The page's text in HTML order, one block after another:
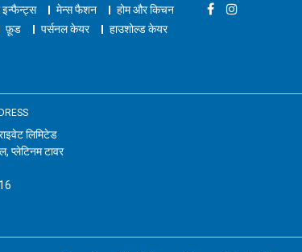
मेन्स फैशन
होम और किचन
फ़ूड पर्सनल केयर हाउशोल्ड केयर
लिमिटेड
प्लेटिनम टावर